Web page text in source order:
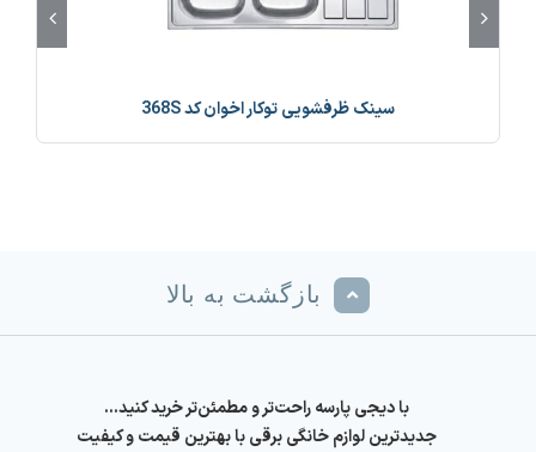
سینک ظرفشویی توکار اخوان کد 368S
بازگشت به بالا
با دیجی پارسه راحت‌تر و مطمئن‌تر خرید کنید…
جدیدترین لوازم خانگی برقی با بهترین قیمت و کیفیت